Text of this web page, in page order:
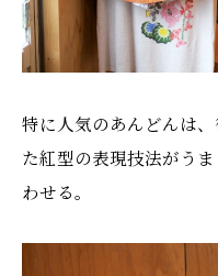
特に人気のあんどんは
た紅型の表現技法がう
わせる。